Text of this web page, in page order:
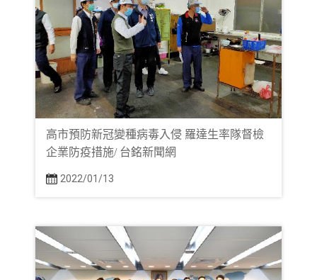
高市預防新冠變種病毒入侵 羅達生率隊督檢
企業防疫措施/ 台銘新聞網
2022/01/13